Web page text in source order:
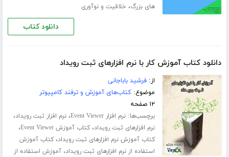
های بزرگ، خلاقیت و نوآوری
دانلود کتاب
دانلود کتاب آموزش کار با نرم افزارهای ثبت رویداد
از:فرشید باباجانی
موضوع:کتاب‌های آموزش و ترفند کامپیوتر
۱۲ صفحه
برچسب‌ها:نرم افزار Event Viewer ،نرم افزار ثبت رویداد،
نرم افزارهای ثبت رویداد،کتاب آموزش Event Viewer ،
کتاب آموزش نرم افزارهای ثبت رویداد،کتاب آموزش
استفاده از نرم افزارهای ثبت رویداد،آموزش استفاده از